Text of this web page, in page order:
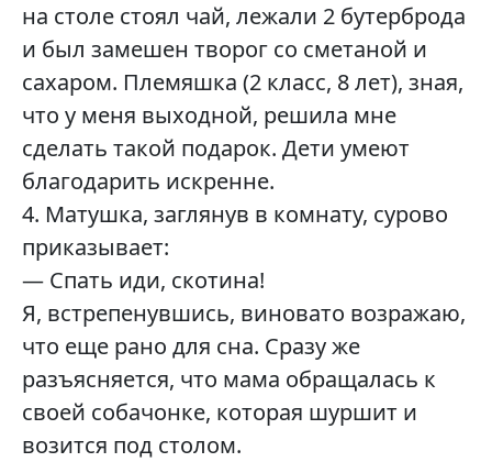
на столе стоял чай, лежали 2 бутерброда
и был замешен творог со сметаной и
сахаром. Племяшка (2 класс, 8 лет), зная,
что у меня выходной, решила мне
сделать такой подарок. Дети умеют
благодарить искренне.
4. Матушка, заглянув в комнату, сурово
приказывает:
— Спать иди, скотина!
Я, встрепенувшись, виновато возражаю,
что еще рано для сна. Сразу же
разъясняется, что мама обращалась к
своей собачонке, которая шуршит и
возится под столом.